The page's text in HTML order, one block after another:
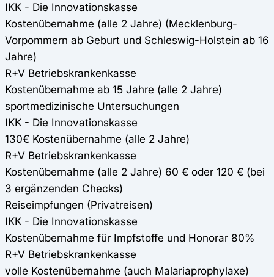
IKK - Die Innovationskasse
Kostenübernahme (alle 2 Jahre) (Mecklenburg-
Vorpommern ab Geburt und Schleswig-Holstein ab 16
Jahre)
R+V Betriebskrankenkasse
Kostenübernahme ab 15 Jahre (alle 2 Jahre)
sportmedizinische Untersuchungen
IKK - Die Innovationskasse
130€ Kostenübernahme (alle 2 Jahre)
R+V Betriebskrankenkasse
Kostenübernahme (alle 2 Jahre) 60 € oder 120 € (bei
3 ergänzenden Checks)
Reiseimpfungen (Privatreisen)
IKK - Die Innovationskasse
Kostenübernahme für Impfstoffe und Honorar 80%
R+V Betriebskrankenkasse
volle Kostenübernahme (auch Malariaprophylaxe)